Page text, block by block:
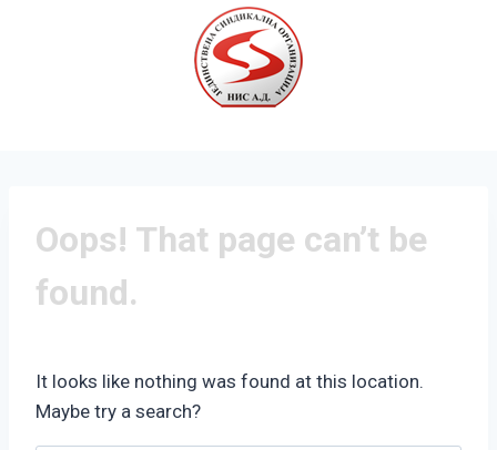
Oops! That page can’t be
found.
It looks like nothing was found at this location.
Maybe try a search?